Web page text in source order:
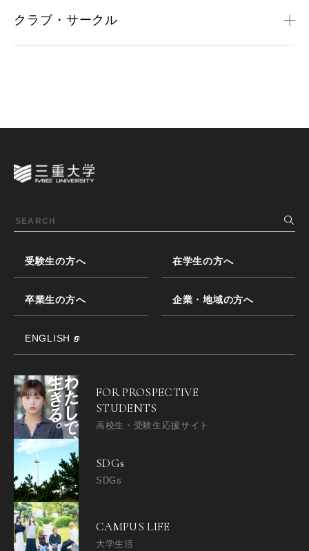
クラブ・サークル
受験生の方へ 在学生の方へ
卒業生の方へ 企業・地域の方へ
ENGLISH
FOR PROSPECTIVE
STUDENTS
高校生・受験生応援サイト
SDGs
SDGs
CAMPUS LIFE
大学生活